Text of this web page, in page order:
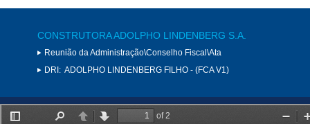
CONSTRUTORA ADOLPHO LINDENBERG S.A.
Reunião da Administração\Conselho Fiscal\Ata
DRI: ADOLPHO LINDENBERG FILHO - (FCA V1)